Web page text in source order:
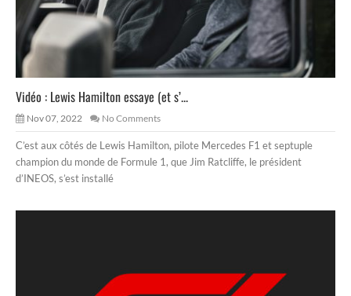
Vidéo : Lewis Hamilton essaye (et s’...
Nov 07, 2022 No Comments
C’est aux côtés de Lewis Hamilton, pilote Mercedes F1 et septuple
champion du monde de Formule 1, que Jim Ratcliffe, le président
d’INEOS, s’est installé